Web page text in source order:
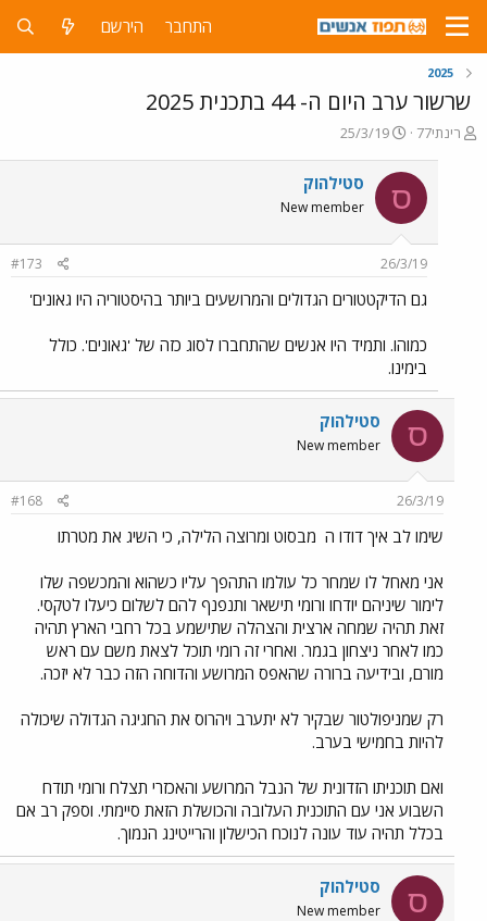
התחבר הירשם
2025
שרשור ערב היום ה- 44 בתכנית 2025
פ
רינתי77
פ
ר
ת
א
25/3/19
ס סטילהוק
New member
26/3/19
#173
גם הדיקטטורים הגדולים והמרושעים ביותר בהיסטוריה היו גאונים'
כמוהו. ותמיד היו אנשים שהתחברו לסוג כזה של 'גאונים'. כולל
בימינו.
ס סטילהוק
New member
26/3/19
#168
שימו לב איך דודו ה מבסוט ומרוצה הלילה, כי השיג את מטרתו
אני מאחל לו שמחר כל עולמו התהפך עליו כשהוא והמכשפה שלו
לימור שיניהם יודחו ורומי תישאר ותנפנף להם לשלום כיעלו לטקסי.
זאת תהיה שמחה ארצית והצהלה שתישמע בכל רחבי הארץ תהיה
כמו לאחר ניצחון בגמר. ואחרי זה רומי תוכל לצאת משם עם ראש
מורם, ובידיעה ברורה שהאפס המרושע והדוחה הזה כבר לא יזכה.
רק שמניפולטור שבקיר לא יתערב ויהרוס את החגיגה הגדולה שיכולה
להיות בחמישי בערב.
ואם תוכניתו הזדונית של הנבל המרושע והאכזרי תצלח ורומי תודח
השבוע אני עם התוכנית העלובה והכושלת הזאת סיימתי. וספק רב אם
בכלל תהיה עוד עונה לנוכח הכישלון והרייטינג הנמוך.
ס סטילהוק
New member